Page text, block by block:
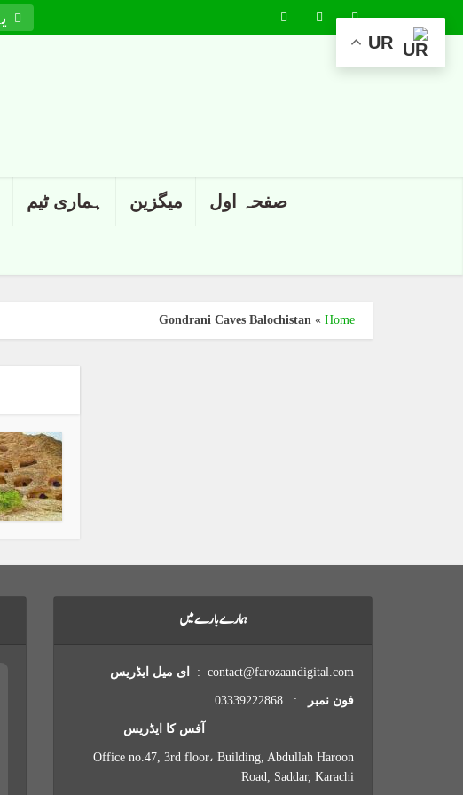
صفحہ اول میگزین ہماری ٹیم
Home
»
Gondrani Caves Balochistan
ہمارے بارے میں
contact@farozaandigital.com : ای میل ایڈریس
فون نمبر : 03339222868
آفس کا ایڈریس
Office no.47, 3rd floor، Building, Abdullah Haroon
Road, Saddar, Karachi
UR